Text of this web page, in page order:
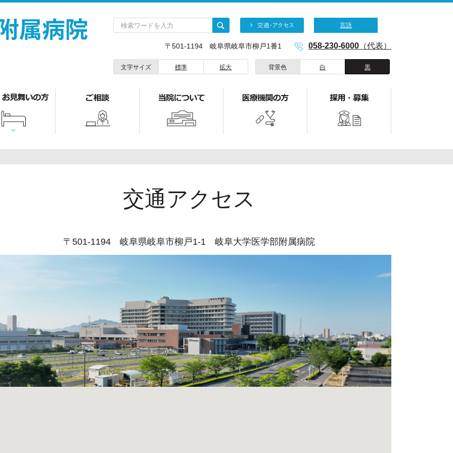
言語
〒501-1194 岐阜県岐阜市柳戸1番1 058-230-6000 （代表）
文字サイズ 標準 拡大 背景色 白 黒
交通アクセス
〒501-1194 岐阜県岐阜市柳戸1-1 岐阜大学医学部附属病院